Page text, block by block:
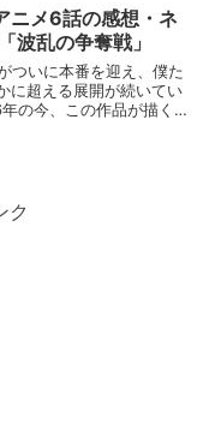
阻み続ける彼の姿には、
んでしまう...
ニメ6話の感想・ネ
波乱の争奪戦」
ついに本番を迎え、僕た
に超える展開が続いてい
の今、この作品が描く実
ク